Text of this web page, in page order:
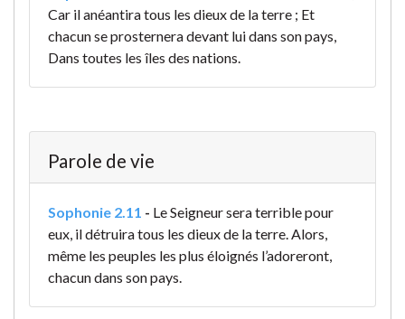
Car il anéantira tous les dieux de la terre ; Et
chacun se prosternera devant lui dans son pays,
Dans toutes les îles des nations.
Parole de vie
Sophonie 2.11 - Le Seigneur sera terrible pour
eux, il détruira tous les dieux de la terre.Alors,
même les peuples les plus éloignés l’adoreront,
chacun dans son pays.